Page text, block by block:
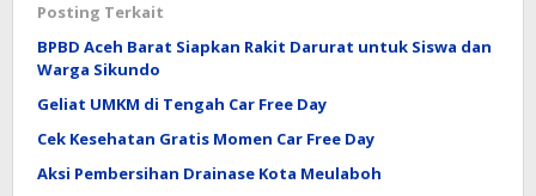
Posting Terkait
BPBD Aceh Barat Siapkan Rakit Darurat untuk Siswa dan
Warga Sikundo
Geliat UMKM di Tengah Car Free Day
Cek Kesehatan Gratis Momen Car Free Day
Aksi Pembersihan Drainase Kota Meulaboh